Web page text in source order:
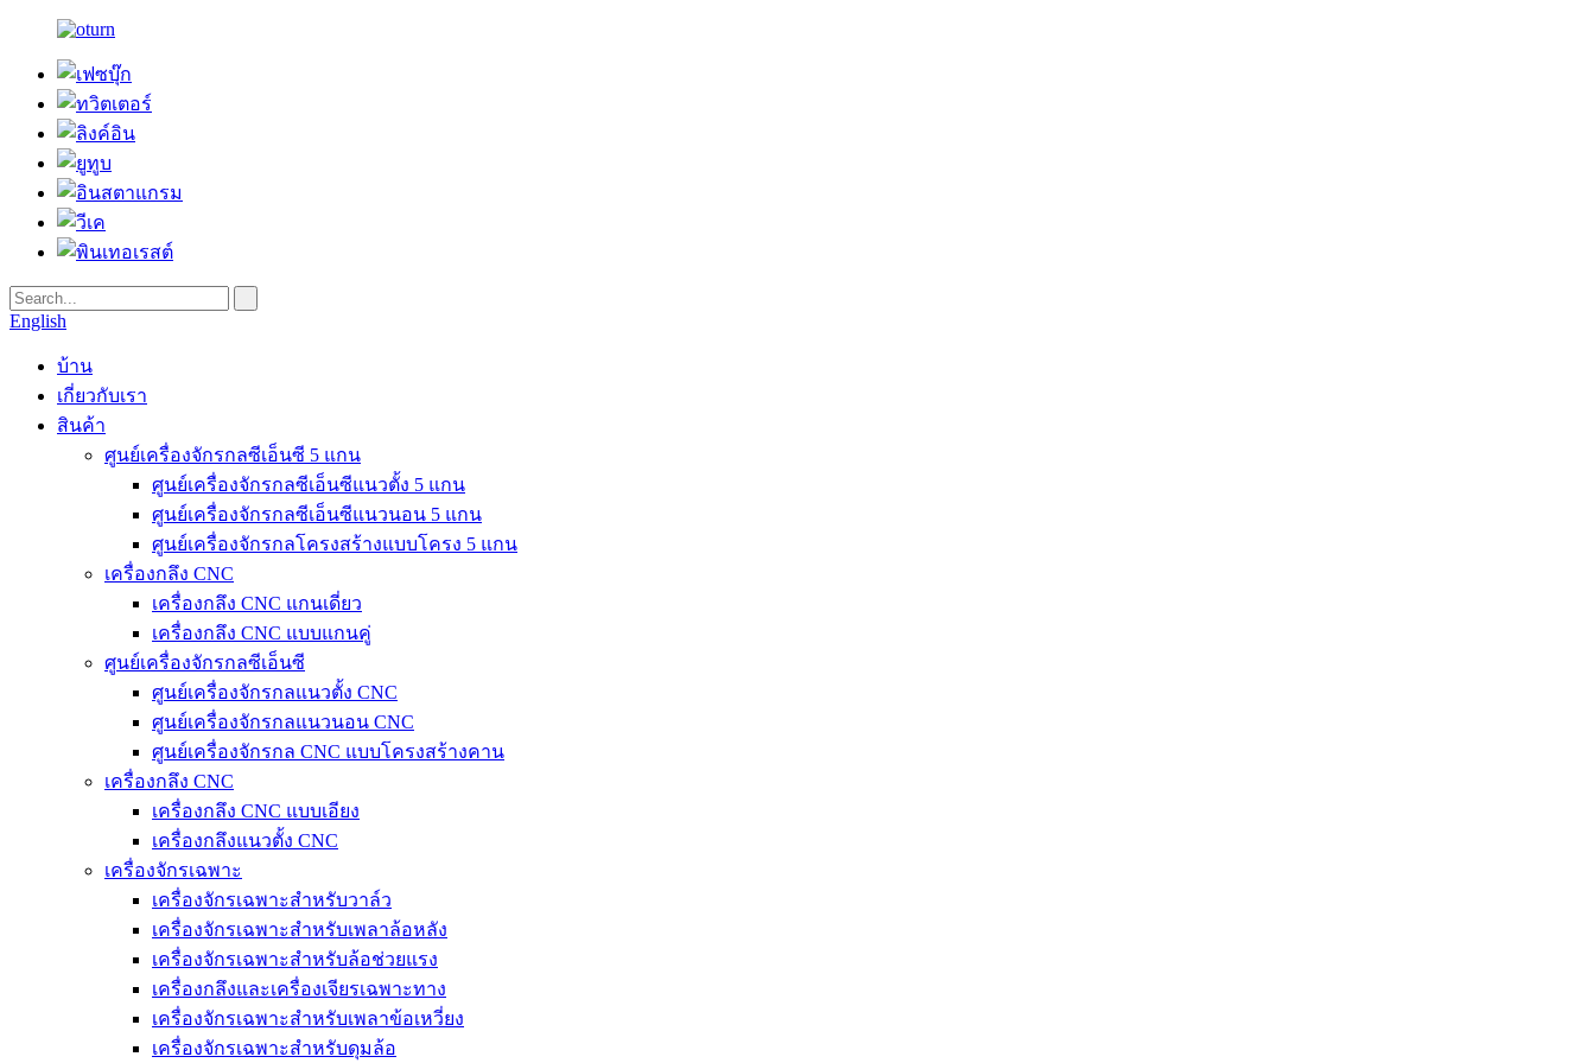
English
บ้าน
เกี่ยวกับเรา
สินค้า
ศูนย์เครื่องจักรกลซีเอ็นซี 5 แกน
ศูนย์เครื่องจักรกลซีเอ็นซีแนวตั้ง 5 แกน
ศูนย์เครื่องจักรกลซีเอ็นซีแนวนอน 5 แกน
ศูนย์เครื่องจักรกลโครงสร้างแบบโครง 5 แกน
เครื่องกลึง CNC
เครื่องกลึง CNC แกนเดี่ยว
เครื่องกลึง CNC แบบแกนคู่
ศูนย์เครื่องจักรกลซีเอ็นซี
ศูนย์เครื่องจักรกลแนวตั้ง CNC
ศูนย์เครื่องจักรกลแนวนอน CNC
ศูนย์เครื่องจักรกล CNC แบบโครงสร้างคาน
เครื่องกลึง CNC
เครื่องกลึง CNC แบบเอียง
เครื่องกลึงแนวตั้ง CNC
เครื่องจักรเฉพาะ
เครื่องจักรเฉพาะสำหรับวาล์ว
เครื่องจักรเฉพาะสำหรับเพลาล้อหลัง
เครื่องจักรเฉพาะสำหรับล้อช่วยแรง
เครื่องกลึงและเครื่องเจียรเฉพาะทาง
เครื่องจักรเฉพาะสำหรับเพลาข้อเหวี่ยง
เครื่องจักรเฉพาะสำหรับดุมล้อ